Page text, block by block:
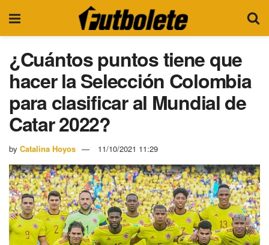
¿Cuántos puntos tiene que
hacer la Selección Colombia
para clasificar al Mundial de
Catar 2022?
by Catalina Hoyos 11/10/2021 11:29